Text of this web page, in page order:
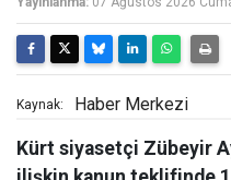
Kaynak: Haber Merkezi
Kürt siyasetçi Zübeyir